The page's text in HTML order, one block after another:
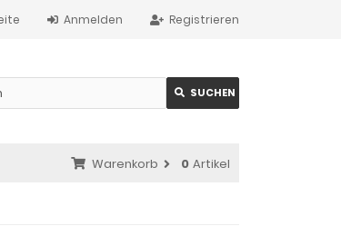
Registrieren
Anmelden
SUCHEN
Warenkorb 0 Artikel